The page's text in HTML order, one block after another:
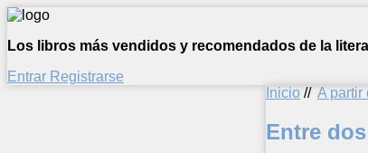
Los libros más vendidos y recomendados de la
Entrar Registrarse
Inicio // A partir
Entre